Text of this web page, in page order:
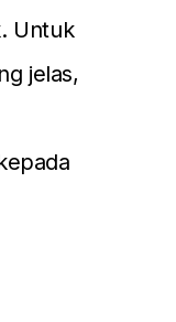
Untuk
jelas,